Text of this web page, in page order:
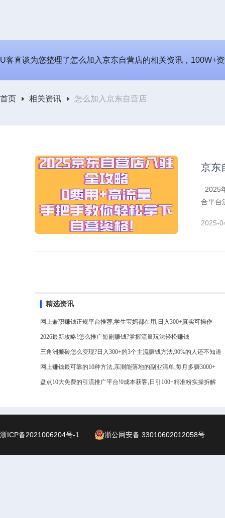
U客直谈为您整理了怎么加入京东自营店的相关资讯，100W+
首页 相关资讯 怎么加入京东自营店
京东
2025
合平台
2025-
精选资讯
网上兼职赚钱正规平台推荐,学生宝妈都在用,日入300+真实可操作
2026最新攻略!怎么推广短剧赚钱?掌握流量玩法轻松赚钱
三角洲搬砖怎么变现?日入300+的3个主流赚钱方法,90%的人还不知道
网上赚钱最可靠的10种方法,亲测能落地的副业清单,每月多赚3000+
盘点10大免费的引流推广平台!0成本获客,日引100+精准粉实操拆解
浙ICP备2021006204号-1 浙公网安备 33010602012058号